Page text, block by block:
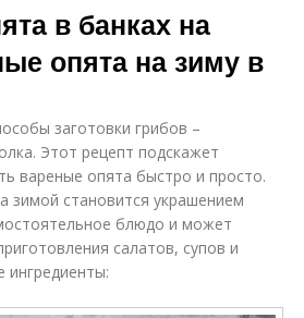
в банках на
опята на зиму в
заготовки грибов –
Этот рецепт подскажет
вареные опята быстро и просто.
зимой становится украшением
блюдо и может
салатов, супов и